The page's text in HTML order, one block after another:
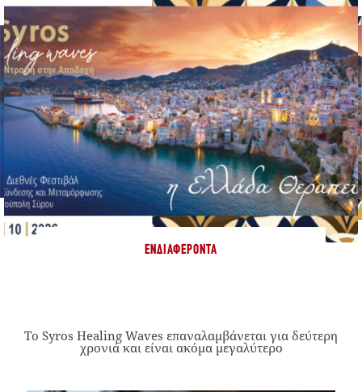
ΕΝΔΙΑΦΈΡΟΝΤΑ
Το Syros Healing Waves επαναλαμβάνεται για δεύτερη
χρονιά και είναι ακόμα μεγαλύτερο